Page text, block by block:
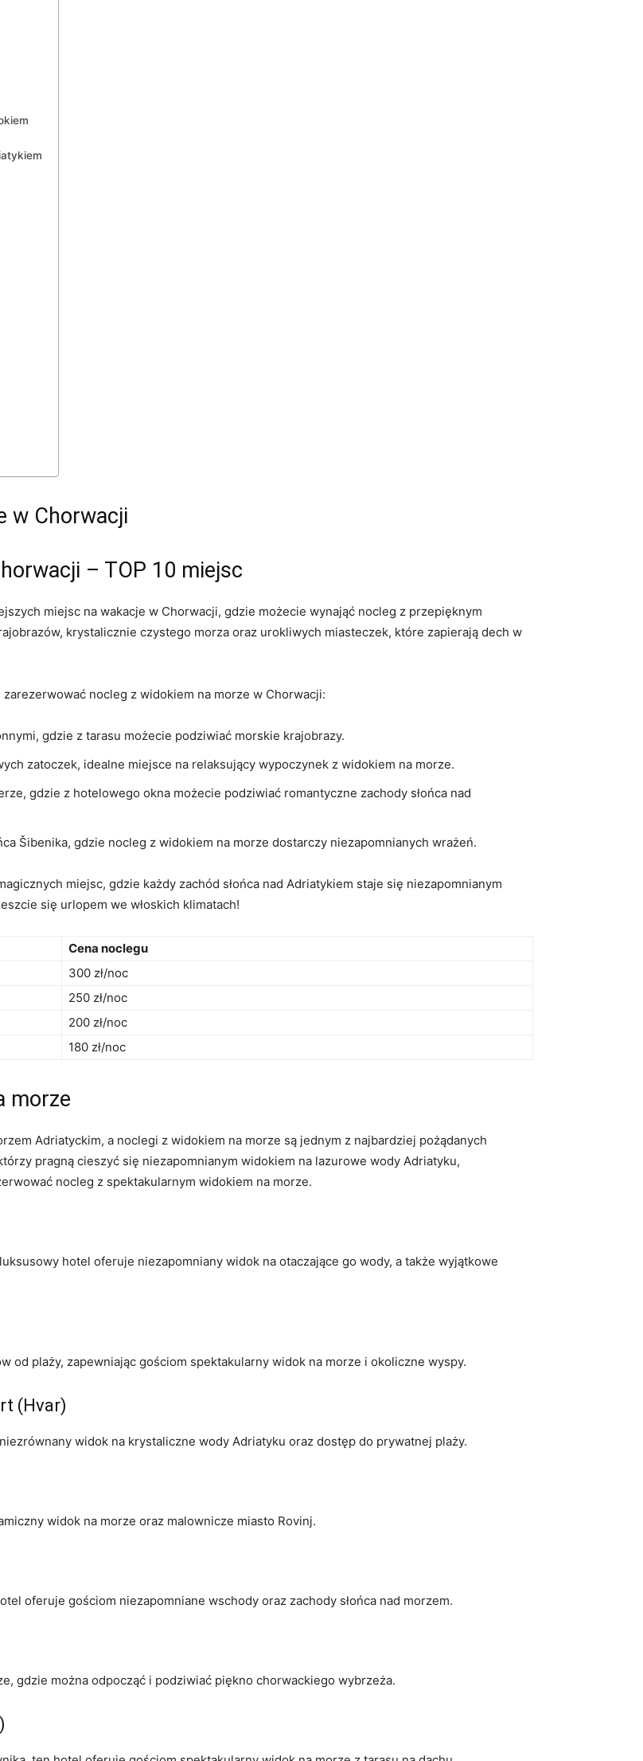
w ⁢Chorwacji
– TOP 10 miejsc
miejsc na ⁤wakacje w Chorwacji, gdzie możecie ⁢wynająć⁤ nocleg z przepięknym
krystalicznie czystego‌ morza oraz urokliwych miasteczek, które zapierają dech w
nocleg ‌z widokiem ⁤na morze w Chorwacji:
‌gdzie z tarasu możecie ‌podziwiać ⁢morskie krajobrazy.
zatoczek, idealne miejsce ​na relaksujący wypoczynek z widokiem ⁤na morze.
gdzie z hotelowego​ okna możecie podziwiać romantyczne⁣ zachody słońca ‍nad
Šibenika, gdzie nocleg z widokiem na ‌morze dostarczy niezapomnianych wrażeń.
miejsc, gdzie każdy‌ zachód słońca nad​ Adriatykiem ⁤staje się niezapomnianym
się ⁢urlopem we włoskich klimatach!
Cena noclegu
300 zł/noc
250 zł/noc
200​ zł/noc
180 zł/noc
morze
Adriatyckim, a noclegi z widokiem na ​morze są jednym z najbardziej pożądanych
‍pragną cieszyć się niezapomnianym widokiem na lazurowe wody⁣ Adriatyku,
nocleg z spektakularnym widokiem na morze.
hotel oferuje niezapomniany widok na otaczające go wody, a​ także wyjątkowe⁣
od plaży, zapewniając ‍gościom‍ spektakularny⁢ widok na morze i okoliczne wyspy.
‍(Hvar)
widok ​na krystaliczne wody ⁢Adriatyku⁢ oraz ‍dostęp do ​prywatnej plaży.
widok na morze oraz ​malownicze ⁢miasto Rovinj.
oferuje gościom niezapomniane ‌wschody oraz zachody słońca ⁣nad ⁤morzem.
gdzie można odpocząć i ‍podziwiać piękno chorwackiego wybrzeża.